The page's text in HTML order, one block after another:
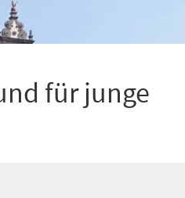
für junge